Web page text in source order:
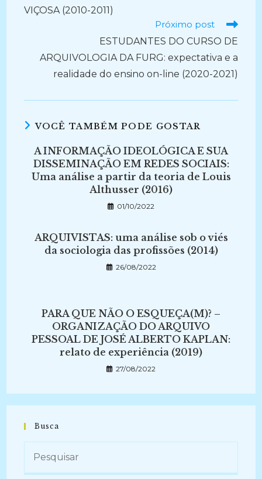
VIÇOSA (2010-2011)
Próximo post
ESTUDANTES DO CURSO DE
ARQUIVOLOGIA DA FURG: expectativa e a
realidade do ensino on-line (2020-2021)
VOCÊ TAMBÉM PODE GOSTAR
A INFORMAÇÃO IDEOLÓGICA E SUA
DISSEMINAÇÃO EM REDES SOCIAIS:
Uma análise a partir da teoria de Louis
Althusser (2016)
01/10/2022
ARQUIVISTAS: uma análise sob o viés
da sociologia das profissões (2014)
26/08/2022
PARA QUE NÃO O ESQUEÇA(M)? –
ORGANIZAÇÃO DO ARQUIVO
PESSOAL DE JOSÉ ALBERTO KAPLAN:
relato de experiência (2019)
27/08/2022
Busca